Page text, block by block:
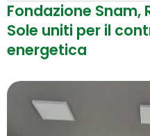
Fondazione Snam,
Sole uniti per il
energetica